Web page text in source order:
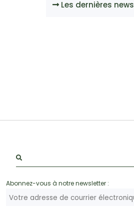
Les dernières news
Abonnez-vous à notre newsletter :